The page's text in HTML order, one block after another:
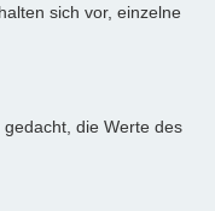
sich vor, einzelne
die Werte des